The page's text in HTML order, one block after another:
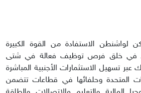
لواشنطن الاستفادة من القوة الكبيرة
في خلق فرص توظيف فعالة في شتى
عبر تسهيل الاستثمارات الأجنبية المباشرة
المتحدة وحلفائها في قطاعات تتضمن